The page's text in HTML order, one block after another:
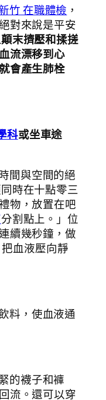
竹 在職體檢 ，
對來說是平安
末擠壓和揉搓
流漂移到心
會產生肺栓
科或坐車途
間與空間的絕
時在十點零三
物，放置在吧
分割點上。」位
續幾秒鐘，做
血液壓向靜
料，使血液通
的襪子和褲
流。還可以穿